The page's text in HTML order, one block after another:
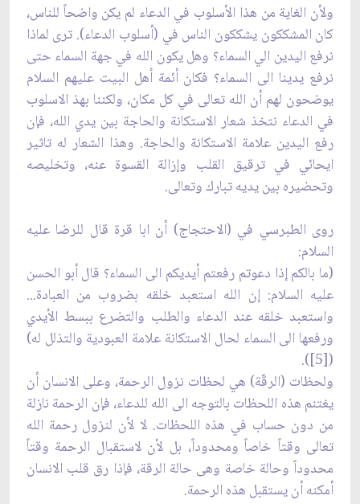
ولأن الغاية من هذا الأسلوب في الدعاء لم يكن واضحاً للناس،
كان المشككون يشككون الناس في (أسلوب الدعاء). ترى لماذا
نرفع اليدين الي السماء؟ وهل يكون الله في جهة السماء حتى
نرفع يدينا الى السماء؟ فكان أئمة أهل البيت عليهم السلام
يوضحون لهم أن الله تعالى في كل مكان، ولكننا بهذ الاسلوب
في الدعاء نتخذ شعار الاستكانة والحاجة بين يدي الله، فإن
رفع اليدين علامة الاستكانة والحاجة. وهذا الشعار له تاثير
ايحائي في ترقيق القلب وإزالة القسوة عنه، وتخليصه
وتحضيره بين يديه تبارك وتعالى.
روى الطبرسي في (الاحتجاج) أن ابا قرة قال للرضا عليه
السلام:
(ما بالكم إذا دعوتم رفعتم أيديكم الى السماء؟ قال أبو الحسن
عليه السلام: إن الله استعبد خلقه بضروب من العبادة...
واستعبد خلقه عند الدعاء والطلب والتضرع ببسط الأيدي
ورفعها الى السماء لحال الاستكانة علامة العبودية والتذلل له)
([5]).
ولحظات (الرقّة) هي لحظات نزول الرحمة، وعلى الانسان أن
يغتنم هذه اللحظات بالتوجه الى الله للدعاء، فإن الرحمة نازلة
من دون حساب في هذه اللحظات. لا لأن لنزول رحمة الله
تعالى وقتاً خاصاً ومحدوداً، بل لأن لاستقبال الرحمة وقتاً
محدوداً وحالة خاصة وهى حالة الرقة، فإذا رق قلب الانسان
أمكنه أن يستقبل هذه الرحمة.